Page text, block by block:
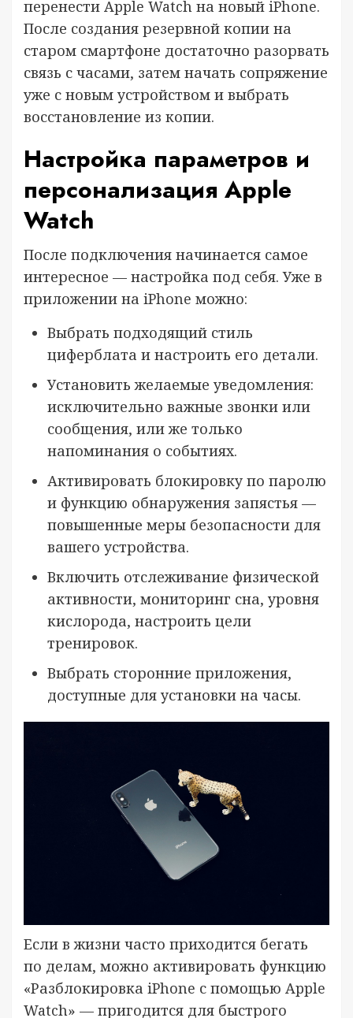
перенести Apple Watch на новый iPhone.
После создания резервной копии на
старом смартфоне достаточно разорвать
связь с часами, затем начать сопряжение
уже с новым устройством и выбрать
восстановление из копии.
Настройка параметров и
персонализация Apple
Watch
После подключения начинается самое
интересное — настройка под себя. Уже в
приложении на iPhone можно:
Выбрать подходящий стиль
циферблата и настроить его детали.
Установить желаемые уведомления:
исключительно важные звонки или
сообщения, или же только
напоминания о событиях.
Активировать блокировку по паролю
и функцию обнаружения запястья —
повышенные меры безопасности для
вашего устройства.
Включить отслеживание физической
активности, мониторинг сна, уровня
кислорода, настроить цели
тренировок.
Выбрать сторонние приложения,
доступные для установки на часы.
Если в жизни часто приходится бегать
по делам, можно активировать функцию
«Разблокировка iPhone с помощью Apple
Watch» — пригодится для быстрого